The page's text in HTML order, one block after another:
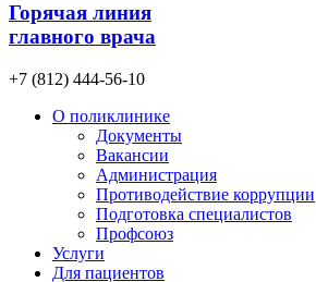
Горячая линия
главного врача
+7 (812) 444-56-10
О поликлинике
Документы
Вакансии
Администрация
Противодействие коррупции
Подготовка специалистов
Профсоюз
Услуги
Для пациентов